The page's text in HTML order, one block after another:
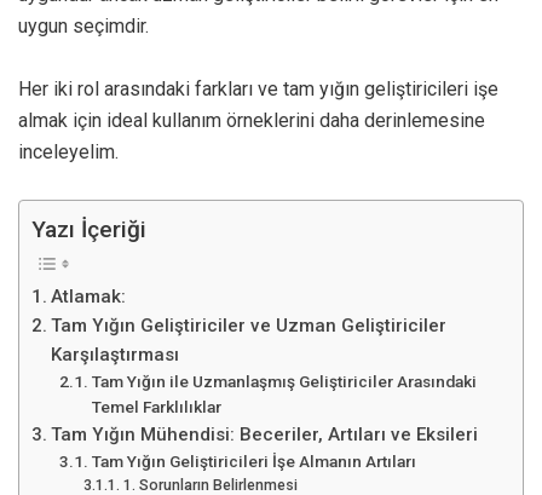
uygun seçimdir.
Her iki rol arasındaki farkları ve tam yığın geliştiricileri işe
almak için ideal kullanım örneklerini daha derinlemesine
inceleyelim.
Yazı İçeriği
Atlamak:
Tam Yığın Geliştiriciler ve Uzman Geliştiriciler
Karşılaştırması
Tam Yığın ile Uzmanlaşmış Geliştiriciler Arasındaki
Temel Farklılıklar
Tam Yığın Mühendisi: Beceriler, Artıları ve Eksileri
Tam Yığın Geliştiricileri İşe Almanın Artıları
1. Sorunların Belirlenmesi